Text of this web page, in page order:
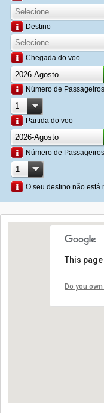
Destino
Chegada do voo
Número de Passageiros
Partida do voo
Número de Passageiros
O seu destino não está
This
Do you